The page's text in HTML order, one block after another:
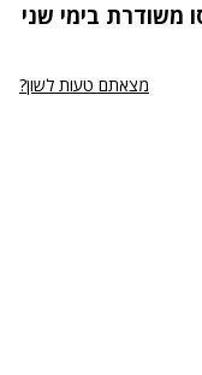
משודרת בימי שני
מצאתם טעות לשון?